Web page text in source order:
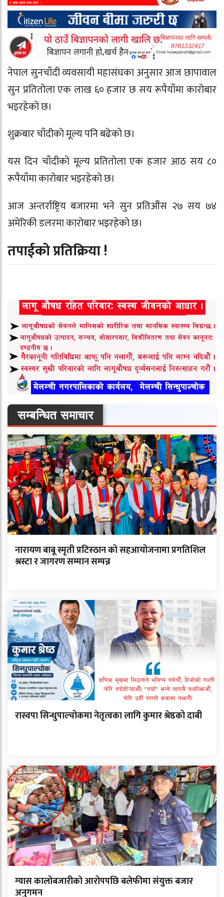
नेपाल सुनचाँदी व्यवसायी महासंघका अनुसार आज छापावाल
सुन प्रतितोला एक लाख ६० हजार छ सय रूपैयाँमा कारोबार
भइरहेको छ।
शुक्रबार चाँदीको मूल्य पनि बढेको छ।
यस दिन चाँदीको मूल्य प्रतितोला एक हजार आठ सय ८०
रूपैयाँमा कारोबार भइरहेको छ।
आज अन्तर्राष्ट्रिय बजारमा भने सुन प्रतिऔंस २७ सय ७४
अमेरिकी डलरमा कारोबार भइरहेको छ।
तपाईको प्रतिक्रिया !
सम्बन्धित समाचार
नारायण बाबू स्मृती प्रटिस्ठान को सहआयोजनामा प्रगतिशिल
श्रस्टा र जागरण सम्मान सम्पन्न
रास्वपा सिन्धुपाल्चोकमा नेतृत्वका लागि कुमार श्रेष्ठको दाबी
ग्यास कालोबजारीको आरोपपछि बलेफीमा संयुक्त बजार
अनुगमन